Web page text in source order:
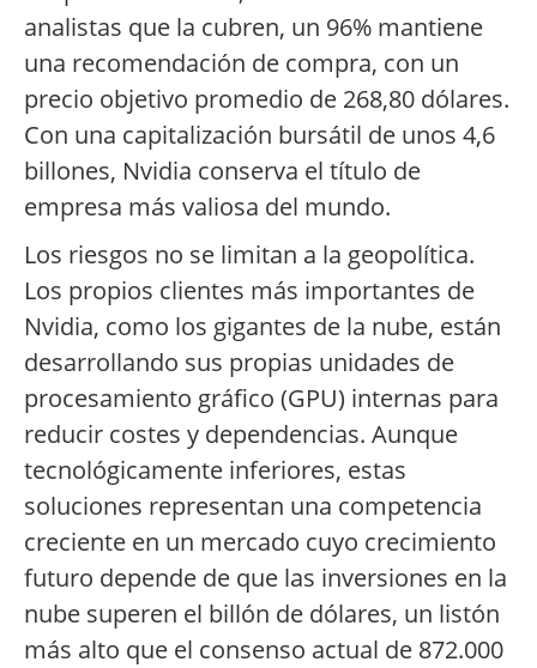
analistas que la cubren, un 96% mantiene
una recomendación de compra, con un
precio objetivo promedio de 268,80 dólares.
Con una capitalización bursátil de unos 4,6
billones, Nvidia conserva el título de
empresa más valiosa del mundo.
Los riesgos no se limitan a la geopolítica.
Los propios clientes más importantes de
Nvidia, como los gigantes de la nube, están
desarrollando sus propias unidades de
procesamiento gráfico (GPU) internas para
reducir costes y dependencias. Aunque
tecnológicamente inferiores, estas
soluciones representan una competencia
creciente en un mercado cuyo crecimiento
futuro depende de que las inversiones en la
nube superen el billón de dólares, un listón
más alto que el consenso actual de 872.000